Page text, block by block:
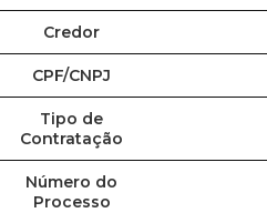
Credor
CPF/CNPJ
Tipo de
Contratação
Número do
Processo